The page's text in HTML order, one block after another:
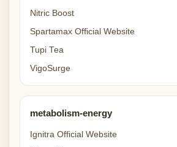
Nitric Boost
Spartamax Official Website
Tupi Tea
VigoSurge
metabolism-energy
Ignitra Official Website